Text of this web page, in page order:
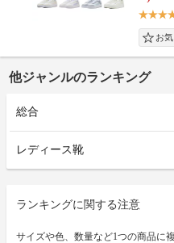
他ジャンルのランキング
総合
レディース靴
ランキングに関する注意
サイズや色、数量など1つの商品に